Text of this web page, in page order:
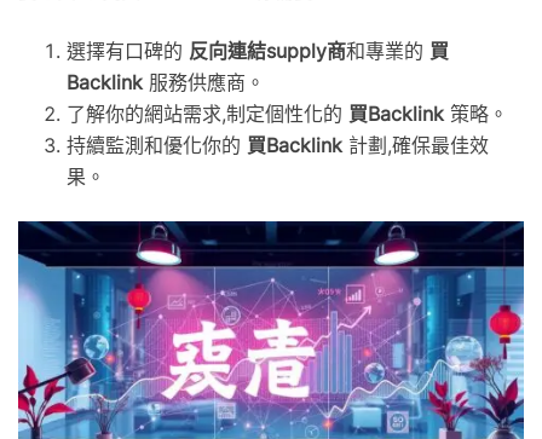
選擇有口碑的 反向連結supply商和專業的 買
Backlink 服務供應商。
了解你的網站需求,制定個性化的 買Backlink 策略。
持續監測和優化你的 買Backlink 計劃,確保最佳效
果。